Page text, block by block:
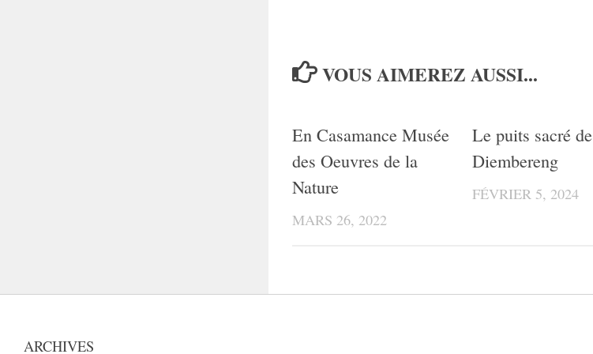
VOUS AIMEREZ AUSSI...
En Casamance Musée
des Oeuvres de la
Nature
MARS 26, 2022
Le puits sacré de
Diembereng
FÉVRIER 5, 2024
ARCHIVES